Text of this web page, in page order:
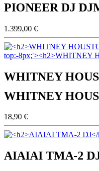
PIONEER DJ
1.399,00 €
WHITNEY
WHITNEY
18,90 €
AIAIAI TMA-2